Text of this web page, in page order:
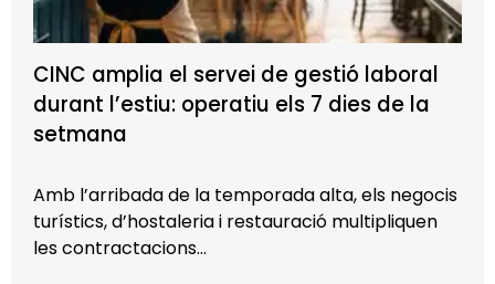
CINC amplia el servei de gestió laboral
durant l’estiu: operatiu els 7 dies de la
setmana
Amb l’arribada de la temporada alta, els negocis
turístics, d’hostaleria i restauració multipliquen
les contractacions…